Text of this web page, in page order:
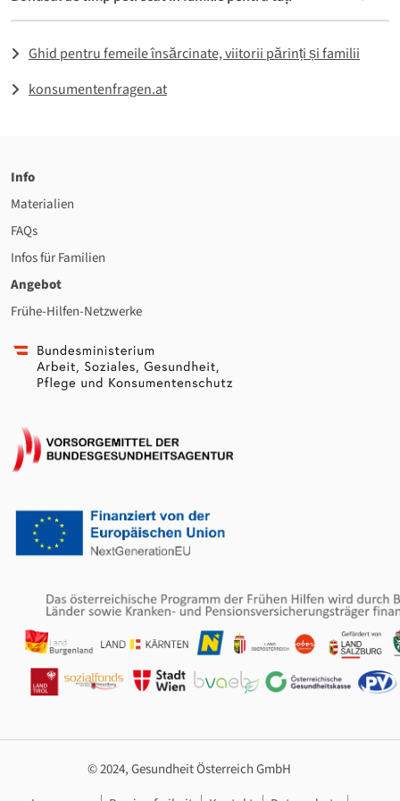
Ghid pentru femeile însărcinate, viitorii părinți și familii
konsumentenfragen.at
Info
Materialien
FAQs
Infos für Familien
Angebot
Frühe-Hilfen-Netzwerke
© 2024, Gesundheit Österreich GmbH